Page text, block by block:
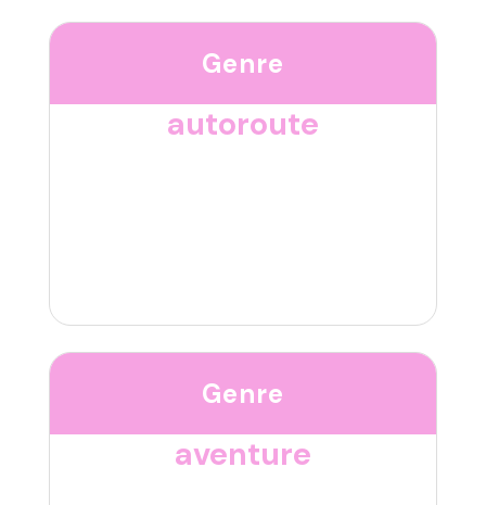
Genre
autoroute
Genre
aventure